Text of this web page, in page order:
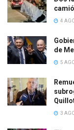
4
de
5
3